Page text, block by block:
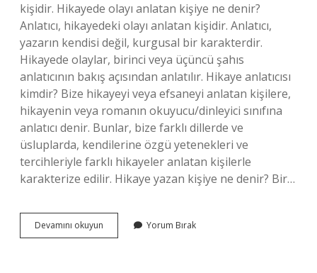
kişidir. Hikayede olayı anlatan kişiye ne denir?
Anlatıcı, hikayedeki olayı anlatan kişidir. Anlatıcı,
yazarın kendisi değil, kurgusal bir karakterdir.
Hikayede olaylar, birinci veya üçüncü şahıs
anlatıcının bakış açısından anlatılır. Hikaye anlatıcısı
kimdir? Bize hikayeyi veya efsaneyi anlatan kişilere,
hikayenin veya romanın okuyucu/dinleyici sınıfına
anlatıcı denir. Bunlar, bize farklı dillerde ve
üsluplarda, kendilerine özgü yetenekleri ve
tercihleriyle farklı hikayeler anlatan kişilerle
karakterize edilir. Hikaye yazan kişiye ne denir? Bir…
Devamını okuyun
Anlatan
Yorum Bırak